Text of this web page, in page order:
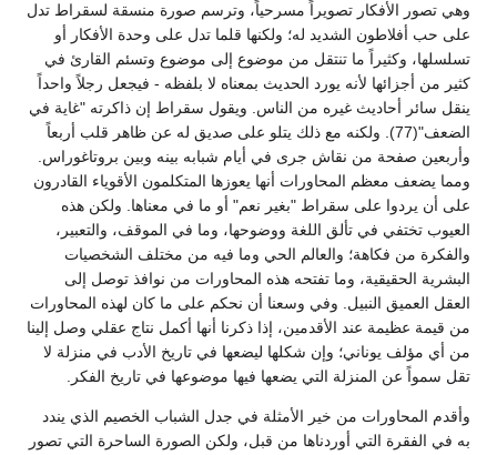
وهي تصور الأفكار تصويراً مسرحياً، وترسم صورة منسقة لسقراط تدل
على حب أفلاطون الشديد له؛ ولكنها قلما تدل على وحدة الأفكار أو
تسلسلها، وكثيراً ما تنتقل من موضوع إلى موضوع وتسئم القارئ في
كثير من أجزائها لأنه يورد الحديث بمعناه لا بلفظه - فيجعل رجلاً واحداً
ينقل سائر أحاديث غيره من الناس. ويقول سقراط إن ذاكرته "غاية في
الضعف"(77). ولكنه مع ذلك يتلو على صديق له عن ظاهر قلب أربعاً
وأربعين صفحة من نقاش جرى في أيام شبابه بينه وبين بروتاغوراس.
ومما يضعف معظم المحاورات أنها يعوزها المتكلمون الأقوياء القادرون
على أن يردوا على سقراط "بغير نعم" أو ما في معناها. ولكن هذه
العيوب تختفي في تألق اللغة ووضوحها، وما في الموقف، والتعبير،
والفكرة من فكاهة؛ والعالم الحي وما فيه من مختلف الشخصيات
البشرية الحقيقية، وما تفتحه هذه المحاورات من نوافذ توصل إلى
العقل العميق النبيل. وفي وسعنا أن نحكم على ما كان لهذه المحاورات
من قيمة عظيمة عند الأقدمين، إذا ذكرنا أنها أكمل نتاج عقلي وصل إلينا
من أي مؤلف يوناني؛ وإن شكلها ليضعها في تاريخ الأدب في منزلة لا
تقل سمواً عن المنزلة التي يضعها فيها موضوعها في تاريخ الفكر.
وأقدم المحاورات من خير الأمثلة في جدل الشباب الخصيم الذي يندد
به في الفقرة التي أوردناها من قبل، ولكن الصورة الساحرة التي تصور